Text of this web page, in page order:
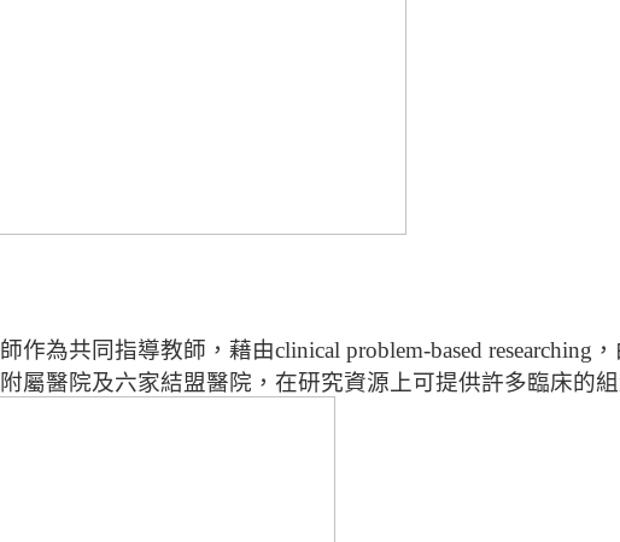
作為共同指導教師，藉由clinical problem-based researching
屬醫院及六家結盟醫院， 在研究資源上可提供許多臨床的